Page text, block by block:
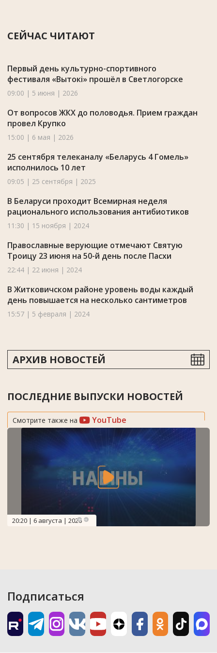
СЕЙЧАС ЧИТАЮТ
Первый день культурно-спортивного
фестиваля «Вытокі» прошёл в Светлогорске
09:00 | 5 июня | 2026
От вопросов ЖКХ до половодья. Прием граждан
провел Крупко
15:00 | 6 мая | 2026
25 сентября телеканалу «Беларусь 4 Гомель»
исполнилось 10 лет
09:05 | 25 сентября | 2025
В Беларуси проходит Всемирная неделя
рационального использования антибиотиков
11:30 | 15 ноября | 2024
Православные верующие отмечают Святую
Троицу 23 июня на 50-й день после Пасхи
22:44 | 22 июня | 2024
В Житковичском районе уровень воды каждый
день повышается на несколько сантиметров
15:57 | 5 февраля | 2024
АРХИВ НОВОСТЕЙ
ПОСЛЕДНИЕ ВЫПУСКИ НОВОСТЕЙ
Смотрите также на YouTube
20:20 | 6 августа | 2026
Подписаться